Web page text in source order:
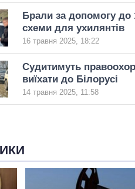
Брали за допомогу до
схеми для ухилянтів
16 травня 2025, 18:22
Судитимуть
виїхати до Білорусі
14 травня 2025, 11:58